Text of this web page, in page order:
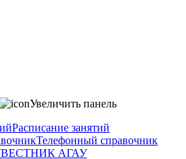
Увеличить панель
Расписание занятий
Телефонный справочник
ВЕСТНИК АГАУ